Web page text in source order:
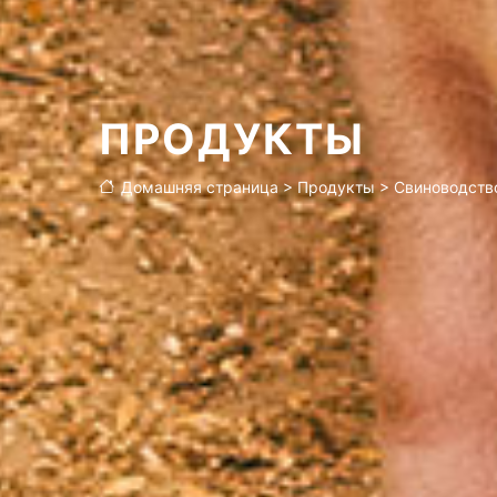
ПРОДУКТЫ
Домашняя страница >Продукты>
Особенности продукции
Приложения
Технические параметры
Состав продукции